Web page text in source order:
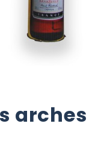
arches